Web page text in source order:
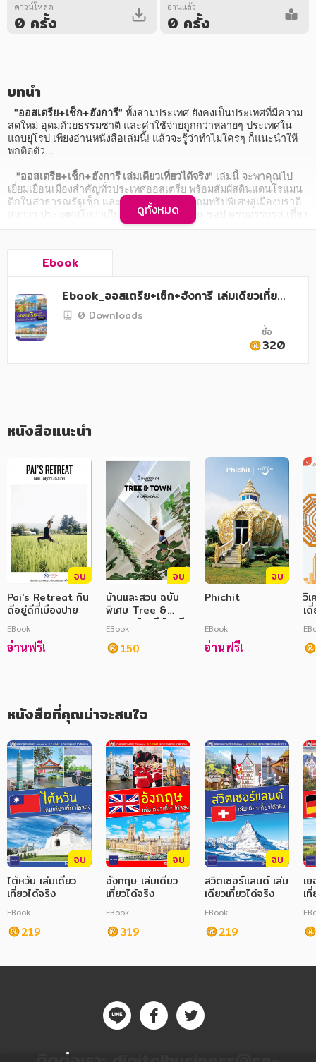
หนังสือออกใหม่ หนังสือยอดนิยม หนังสือเช่า
อีบุ๊กอ่านฟรี
หมวดหมู่หนังสือ
อาหาร สุขภาพ การแพทย์
ศิลปะ บันเทิง กีฬา ท่องเที่ยว
สังคม วัฒนธรรม การปกครอง ศาสนาและปรัชญา
ศาสนา และปรัชญา
การเงิน การลงทุน บริหาร
ครอบครัว
วรรณกรรม
เทคโนโลยี การสื่อสาร วิทยาศาสตร์
หนังสือเด็ก
การพัฒนาตนเอง
ความรู้ทั่วไป
การ์ตูนความรู้ การ์ตูน
การ์ตูนมังงะ (Manga)
ดาวน์โหลด
0 ครั้ง
อ่านแล้ว
0 ครั้ง
บทนำ
   "ออสเตรีย+เช็ก+ฮังการี"
ทั้งสามประเทศ ยังคงเป็นประเทศที่มีความ
สดใหม่ อุดมด้วยธรรมชาติ และค่าใช้จ่ายถูกกว่าหลายๆ ประเทศใน
แถบยุโรป เพียงอ่านหนังสือเล่มนี้! แล้วจะรู้ว่าทำไมใครๆ ก็แนะนำให้
พกติดตัว...
"ออสเตรีย+เช็ก+ฮังการี เล่มเดียวเที่ยวได้จริง" เล่มนี้ จะพาคุณไป
เยี่ยมเยือนเมืองสำคัญทั่วประเทศออสเตรีย พร้อมสัมผัสดินแดนโรแมน
ติกในสาธารณรัฐเช็ก และประเทศฮังการี (แถมทริปพิเศษสู่เมืองบราติ
สลาวา ประเทศสโลวาเกีย) เต็มอิ่มทั้งเที่ยว กิน ชอป ครบอรรถรส เที่ยว
จริง เขียนจากประสบการณ์จริง จึงสามารถเก็บเกี่ยวข้อมูลได้ครบถ้วน
ใช้ประกอบการเดินทาง พร้อมเกร็ดความรู้ที่จะทำให้คุ้มค่า และ
Hallstatt, St.Wolfgang, Innsbruck, Prague, Cesky Krumlov,
Budapest, Bratislava ฯลฯ พร้อมตัวอย่างโปรแกรมการเดินทาง ครบ
จบในเล่มเดียว... อ่านง่าย เที่ยวเองได้แม้เดินทางครั้งแรก อ่านจบเล่ม
ไม่เข้าใจ สอบถามผู้เขียนได้โดยตรง
ดูทั้งหมด
Ebook
Ebook_ออสเตรีย+เช็ก+ฮังการี เล่มเดียวเที่ยว
ได้จริง0 Downloads
ซื้อ
320
หนังสือแนะนำ
จบ
Pai's Retreat กิน
ดีอยู่ดีที่เมืองปาย
EBook
อ่านฟรี!
จบ
บ้านและสวน ฉบับ
พิเศษ Tree &
Town บ้านดีต้องมี
ต้นไม้
EBook
150
จบ
Phichit
EBook
อ่านฟรี!
วิ
เ
ค
หนังสือที่คุณน่าจะสนใจ
จบ
ไต้หวัน เล่มเดียว
เที่ยวได้จริง
EBook
219
จบ
อังกฤษ เล่มเดียว
เที่ยวได้จริง
EBook
319
จบ
สวิตเซอร์แลนด์ เล่ม
เดียวเที่ยวได้จริง
EBook
219
เ
เ